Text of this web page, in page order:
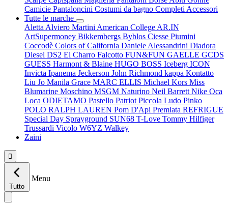
Camicie Pantaloncini Costumi da bagno Completi Accessori
Tutte le marche
Aletta Alviero Martini American College AR.IN
ArtSupermoney Bikkembergs Byblos Ciesse Piumini
Coccodè Colors of California Daniele Alessandrini Diadora
Diesel DS2 El Charro Falcotto FUN&FUN GAELLE GCDS
GUESS Harmont & Blaine HUGO BOSS Iceberg ICON
Invicta Ipanema Jeckerson John Richmond kappa Kontatto
Liu Jo Manila Grace MARC ELLIS Michael Kors Miss
Blumarine Moschino MSGM Naturino Neil Barrett Nike Oca
Loca ODIETAMO Pastello Patriot Piccola Ludo Pinko
POLO RALPH LAUREN Pom D'Api Premiata REFRIGUE
Special Day Sprayground SUN68 T-Love Tommy Hilfiger
Trussardi Vicolo W6YZ Walkey
Zaini

Tutto
Menu